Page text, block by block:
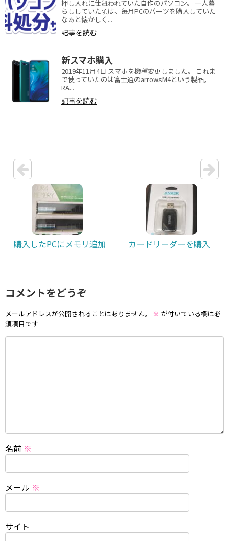
押し入れに仕舞われていた自作のパソコン。 一人暮
らししていた頃は、毎月PCのパーツを購入していた
なぁと懐かしく...
記事を読む
新スマホ購入
2019年11月4日 スマホを機種変更しました。 これま
で使っていたのは富士通のarrowsM4という製品。
RA...
記事を読む
購入したPCにメモリ追加 カードリーダーを購入
コメントをどうぞ
メールアドレスが公開されることはありません。 ※ が付いている欄は必
須項目です
名前 ※
メール ※
サイト